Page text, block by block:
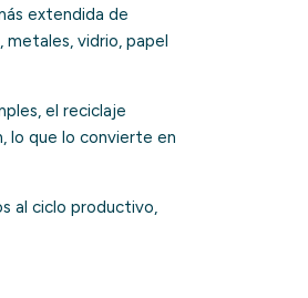
extendida de
vidrio, papel
el reciclaje
lo que lo convierte en
al ciclo productivo,